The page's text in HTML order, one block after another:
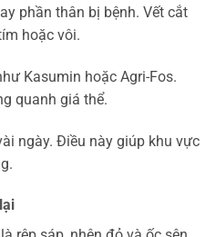
phần thân bị bệnh. Vết cắt
hoặc vôi.
Kasumin hoặc Agri-Fos.
quanh giá thể.
ngày. Điều này giúp khu vực